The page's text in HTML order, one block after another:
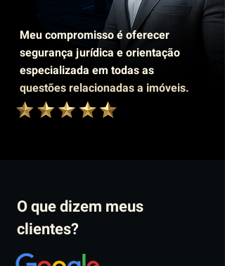
Meu compromisso é oferecer
segurança jurídica e orientação
especializada em todas as
questões relacionadas a imóveis.
O que dizem meus
clientes?